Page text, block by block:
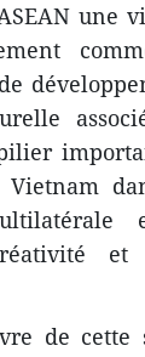
une
Vietnam
et
de cette